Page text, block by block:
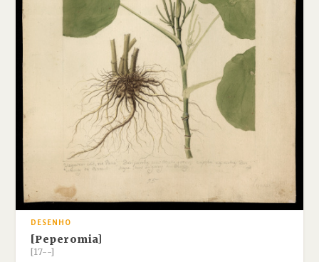
DESENHO
[Peperomia]
[17--]